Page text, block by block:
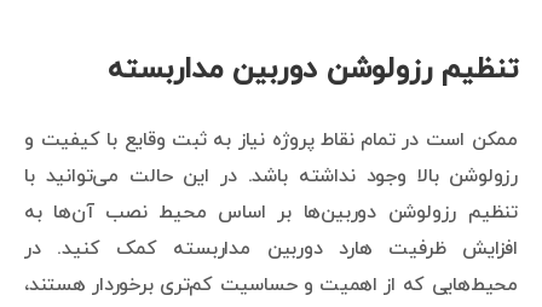
تنظیم رزولوشن دوربین مداربسته
ممکن است در تمام نقاط پروژه نیاز به ثبت وقایع با کیفیت و
رزولوشن بالا وجود نداشته باشد. در این حالت می‌توانید با
تنظیم رزولوشن دوربین‌ها بر اساس محیط نصب آن‌ها به
افزایش ظرفیت هارد دوربین مداربسته کمک کنید. در
محیط‌هایی که از اهمیت و حساسیت کم‌تری برخوردار هستند،